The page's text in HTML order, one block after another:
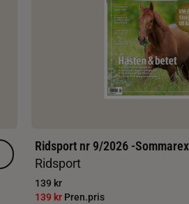
Ridsport nr 9/2026 -
Ridsport
139 kr
139 kr Pren.pris